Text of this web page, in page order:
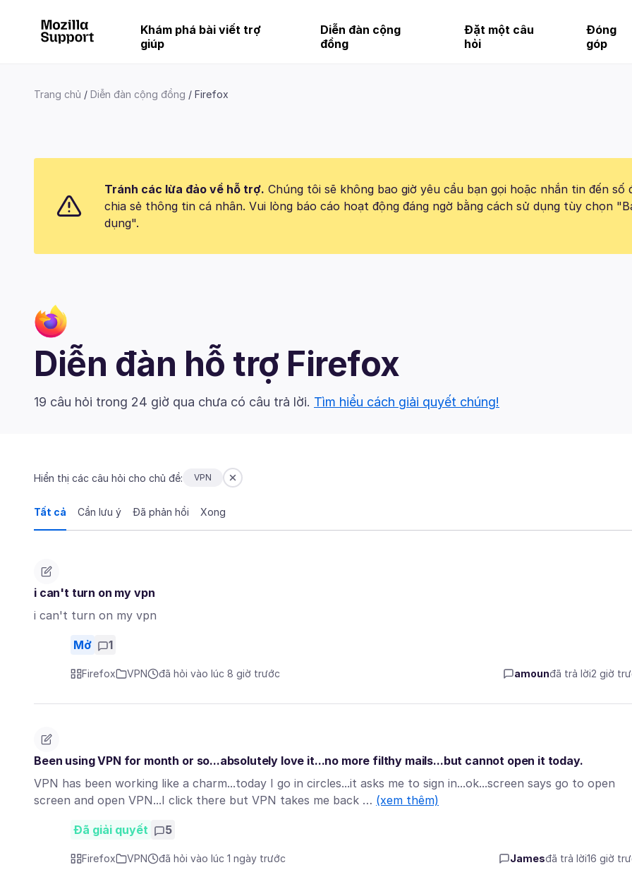
Khám phá bài viết trợ
giúp
Diễn đàn cộng
đồng
Đặt một câu
hỏi
Đóng
góp
Trang chủ Diễn đàn cộng đồng Firefox
Tránh các lừa đảo về hỗ trợ. Chúng tôi sẽ không bao giờ yêu cầu bạn gọi hoặc nhắn tin đến số
chia sẻ thông tin cá nhân. Vui lòng báo cáo hoạt động đáng ngờ bằng cách sử dụng tùy chọn
dụng".
Diễn đàn hỗ trợ Firefox
19 câu hỏi trong 24 giờ qua chưa có câu trả lời. Tìm hiểu cách giải quyết chúng!
Hiển thị các câu hỏi cho chủ đề: VPN
Tất cả Cần lưu ý Đã phản hồi Xong
i can't turn on my vpn
i can't turn on my vpn
Mở 1
Firefox VPN đã hỏi vào lúc 8 giờ trước amounđã trả lời2 giờ
Been using VPN for month or so...absolutely love it...no more filthy mails...but cannot open it today.
VPN has been working like a charm...today I go in circles...it asks me to sign in...ok...screen says go to open
screen and open VPN...I click there but VPN takes me back … (xem thêm)
Đã giải quyết 5
Firefox VPN đã hỏi vào lúc 1 ngày trước Jamesđã trả lời16 giờ